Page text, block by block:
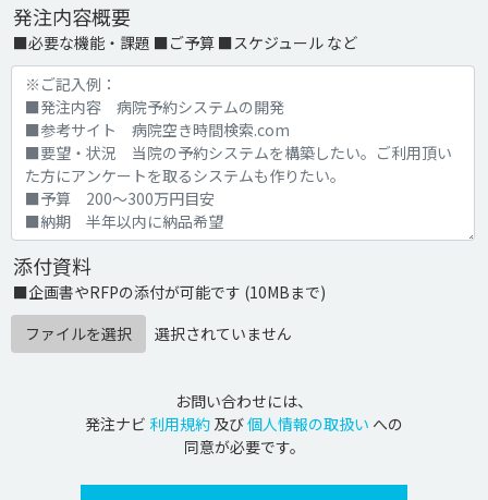
発注内容概要
■必要な機能・課題 ■ご予算 ■スケジュール など
添付資料
■企画書やRFPの添付が可能です (10MBまで)
ファイルを選択
選択されていません
お問い合わせには、
発注ナビ 利用規約 及び個人情報の取扱い への
同意が必要です。